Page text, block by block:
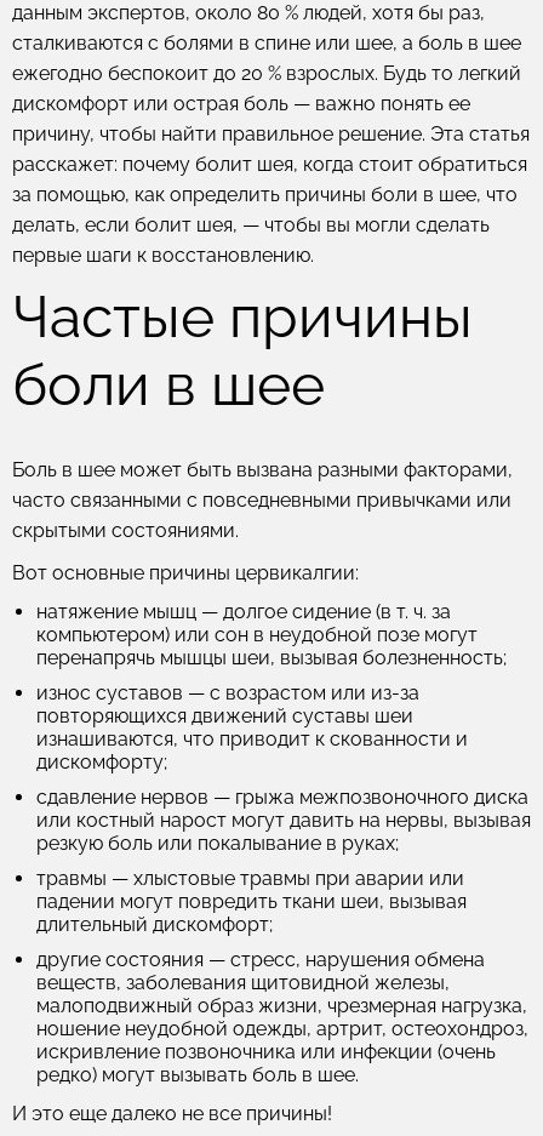
данным экспертов, около 80 % людей, хотя бы раз,
сталкиваются с болями в спине или шее, а боль в шее
ежегодно беспокоит до 20 % взрослых. Будь то легкий
дискомфорт или острая боль — важно понять ее
причину, чтобы найти правильное решение. Эта статья
расскажет: почему болит шея, когда стоит обратиться
за помощью, как определить причины боли в шее, что
делать, если болит шея, — чтобы вы могли сделать
первые шаги к восстановлению.
Частые причины
боли в шее
Боль в шее может быть вызвана разными факторами,
часто связанными с повседневными привычками или
скрытыми состояниями.
Вот основные причины цервикалгии:
натяжение мышц — долгое сидение (в т. ч. за
компьютером) или сон в неудобной позе могут
перенапрячь мышцы шеи, вызывая болезненность;
износ суставов — с возрастом или из-за
повторяющихся движений суставы шеи
изнашиваются, что приводит к скованности и
дискомфорту;
сдавление нервов — грыжа межпозвоночного диска
или костный нарост могут давить на нервы, вызывая
резкую боль или покалывание в руках;
травмы — хлыстовые травмы при аварии или
падении могут повредить ткани шеи, вызывая
длительный дискомфорт;
другие состояния — стресс, нарушения обмена
веществ, заболевания щитовидной железы,
малоподвижный образ жизни, чрезмерная нагрузка,
ношение неудобной одежды, артрит, остеохондроз,
искривление позвоночника или инфекции (очень
редко) могут вызывать боль в шее.
И это еще далеко не все причины!